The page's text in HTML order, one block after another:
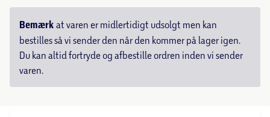
Bemærk at varen er midlertidigt udsolgt men kan
bestilles så vi sender den når den kommer på lager igen.
Du kan altid fortryde og afbestille ordren inden vi sender
varen.